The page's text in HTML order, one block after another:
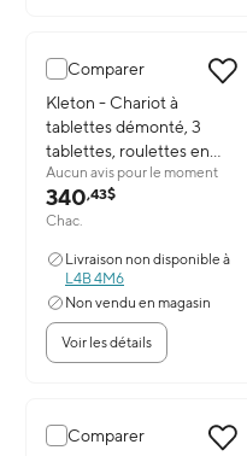
Comparer
Image du produit: Kleton -
Kleton - Chariot à
tablettes démonté, 3
tablettes, roulettes en
polyoléfine de 5 po, 18
larg. x 30 prof. x 36 haut.
(po)
Aucun avis pour le moment
340,43$
Chac.
Livraison non disponible à
L4B 4M6
Non vendu en magasin
Voir les détails
Comparer
Baisse de prix